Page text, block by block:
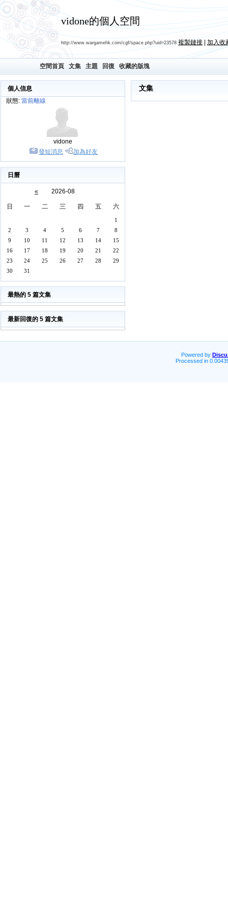
vidone的個人空間
http://www.wargamehk.com/cgf/space.php?uid=23578 複製鏈接 加入收
空間首頁 文集 主題 回復 收藏的版塊
個人信息
狀態: 當前離線
vidone
發短消息
加為好友
日曆
« 2026-08
日 一 二 三 四 五 六
1
2
3 4 5 6 7
8
9
10 11 12 13 14
15
16
17 18 19 20 21
22
23
24 25 26 27 28
29
30
31
最熱的 5 篇文集
最新回復的 5 篇文集
文集
Powered by
Processed in